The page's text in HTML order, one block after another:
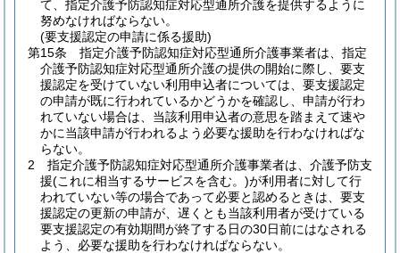
て、指定介護予防認知症対応型通所介護を提供するように
努めなければならない。
(要支援認定の申請に係る援助)
第15条
指定介護予防認知症対応型通所介護事業者は、指定
介護予防認知症対応型通所介護の提供の開始に際し、要支
援認定を受けていない利用申込者については、要支援認定
の申請が既に行われているかどうかを確認し、申請が行わ
れていない場合は、当該利用申込者の意思を踏まえて速や
かに当該申請が行われるよう必要な援助を行わなければな
らない。
2
指定介護予防認知症対応型通所介護事業者は、介護予防支
援(これに相当するサービスを含む。)が利用者に対して行
われていない等の場合であって必要と認めるときは、要支
援認定の更新の申請が、遅くとも当該利用者が受けている
要支援認定の有効期間が終了する日の30日前にはなされる
よう、必要な援助を行わなければならない。